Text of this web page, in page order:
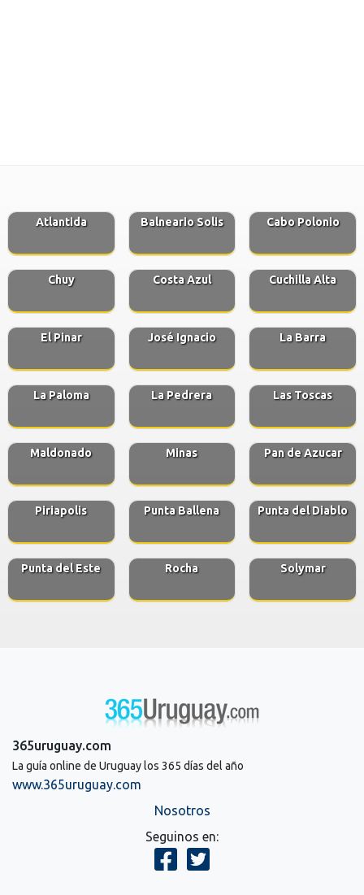
Atlantida Balneario Solis Cabo Polonio
Chuy Costa Azul Cuchilla Alta
El Pinar José Ignacio La Barra
La Paloma La Pedrera Las Toscas
Maldonado Minas Pan de Azucar
Piriapolis Punta Ballena Punta del Diablo
Punta del Este Rocha Solymar
365uruguay.com
La guía online de Uruguay los 365 días del año
www.365uruguay.com
Nosotros
Seguinos en: